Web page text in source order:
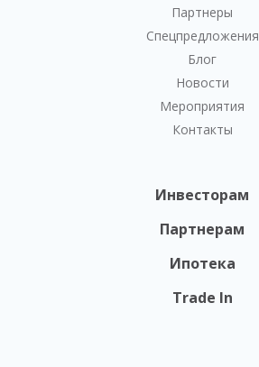
Партнеры
Спецпредложения
Блог
Новости
Мероприятия
Контакты
Инвесторам
Партнерам
Ипотека
Trade In